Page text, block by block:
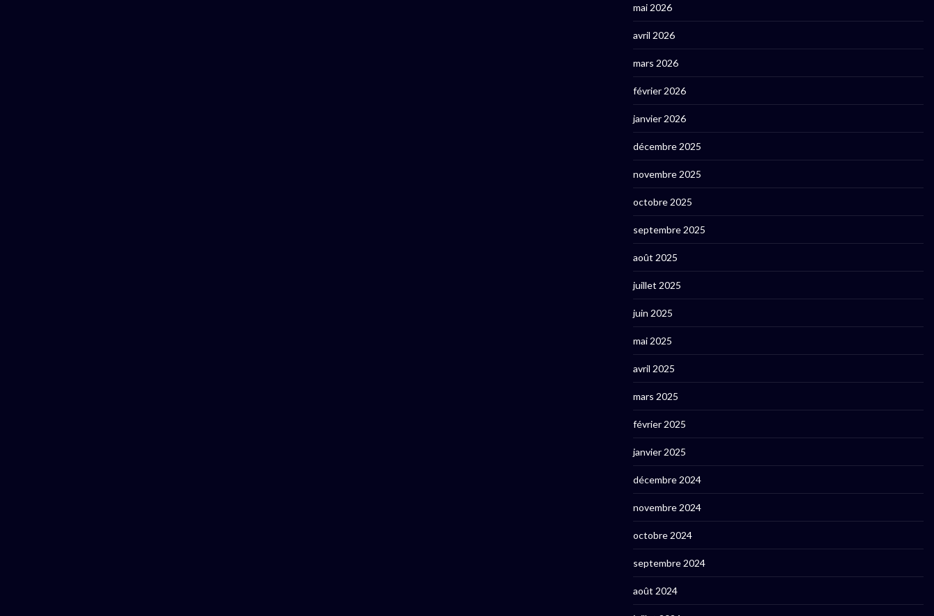
mai 2026
avril 2026
mars 2026
février 2026
janvier 2026
décembre 2025
novembre 2025
octobre 2025
septembre 2025
août 2025
juillet 2025
juin 2025
mai 2025
avril 2025
mars 2025
février 2025
janvier 2025
décembre 2024
novembre 2024
octobre 2024
septembre 2024
août 2024